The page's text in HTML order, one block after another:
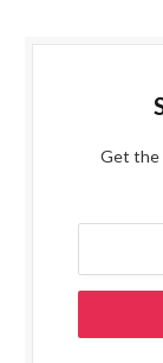
Get the